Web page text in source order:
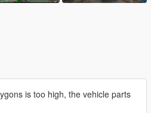
is too high, the vehicle parts